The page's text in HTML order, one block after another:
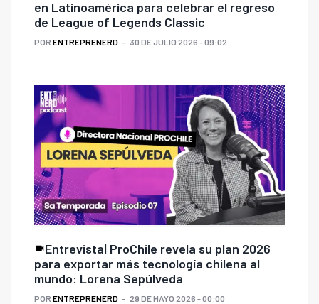
en Latinoamérica para celebrar el regreso
de League of Legends Classic
POR ENTREPRENERD 30 DE JULIO 2026 - 09:02
Entrevista| ProChile revela su plan 2026
para exportar más tecnología chilena al
mundo: Lorena Sepúlveda
POR ENTREPRENERD 29 DE MAYO 2026 - 00:00